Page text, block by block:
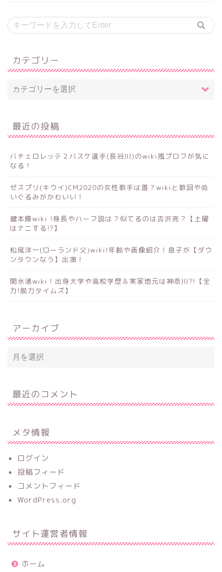
カテゴリー
最近の投稿
バチェロレッテ２バスケ選手(長谷川)のwiki風プロフが気に
なる！
ゼスプリ(キウイ)CM2020の女性歌手は誰？wikiと歌詞やぬ
いぐるみがかわいい！
鍵本輝wiki !身長やハーフ説は？似てるのは吉沢亮？【土曜
はナニする!?】
松尾洋一(ローランド父)wiki!年齢や画像紹介！息子が【ダウ
ンタウンなう】出演！
関水渚wiki！出身大学や高校学歴＆実家地元は神奈川?!【全
力!脱力タイムズ】
アーカイブ
最近のコメント
メタ情報
ログイン
投稿フィード
コメントフィード
WordPress.org
サイト運営者情報
ホーム